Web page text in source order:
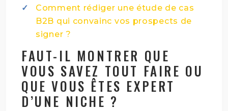
Comment rédiger une étude de cas
B2B qui convainc vos prospects de
signer ?
FAUT-IL MONTRER QUE
VOUS SAVEZ TOUT FAIRE OU
QUE VOUS ÊTES EXPERT
D’UNE NICHE ?